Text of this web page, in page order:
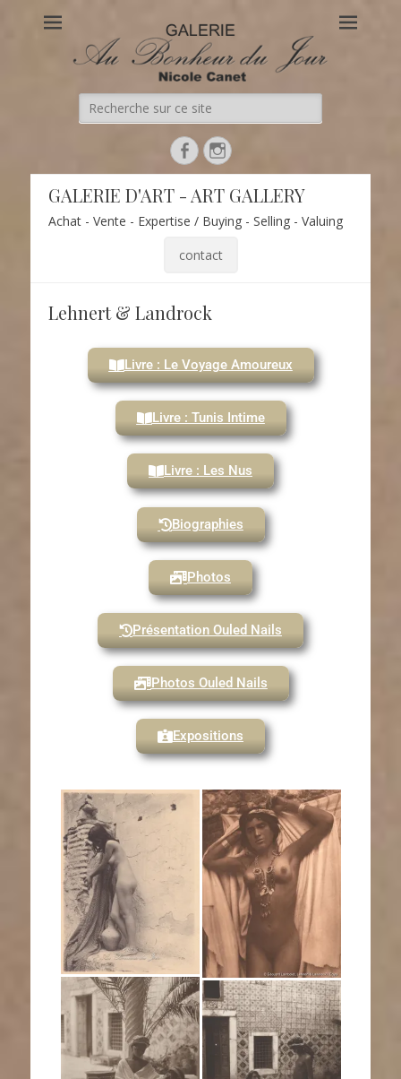
Au Bonheur du Jour
Le site officiel de la Galerie d'Art Au Bonheur du Jour – Nicole
Canet à Paris
GALERIE D'ART - ART GALLERY
Achat - Vente - Expertise / Buying - Selling - Valuing
contact
Lehnert & Landrock
Livre : Le Voyage Amoureux
Livre : Tunis Intime
Livre : Les Nus
Biographies
Photos
Présentation Ouled Nails
Photos Ouled Nails
Expositions